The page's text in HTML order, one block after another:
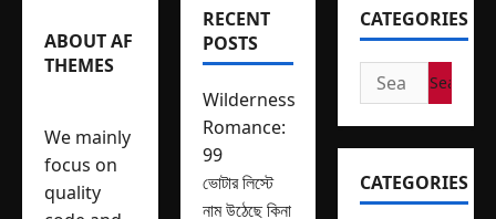
ABOUT AF
THEMES
We mainly
focus on
quality
RECENT
POSTS
Wilderness
Romance:
99
ভোটার লিস্টে
নাম উঠেছে কিনা
CATEGORIES
Search
for:
CATEGORIES